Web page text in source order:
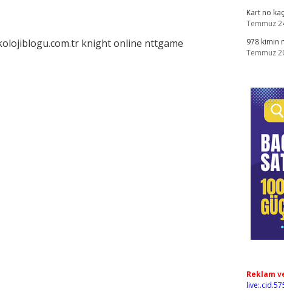
knight online nttgame
Kart no
Temmuz
978 kimin
Temmuz
Reklam